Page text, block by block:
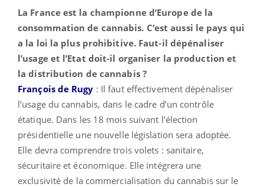
La France est la championne d’Europe de la
consommation de cannabis. C’est aussi le pays qui
a la loi la plus prohibitive. Faut-il dépénaliser
l’usage et l’Etat doit-il organiser la production et
la distribution de cannabis ?
François de Rugy : Il faut effectivement dépénaliser
l’usage du cannabis, dans le cadre d’un contrôle
étatique. Dans les 18 mois suivant l’élection
présidentielle une nouvelle législation sera adoptée.
Elle devra comprendre trois volets : sanitaire,
sécuritaire et économique. Elle intégrera une
exclusivité de la commercialisation du cannabis sur le